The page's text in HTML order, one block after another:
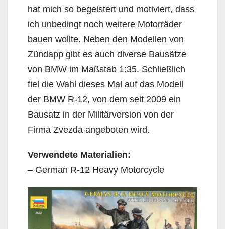
hat mich so begeistert und motiviert, dass
ich unbedingt noch weitere Motorräder
bauen wollte. Neben den Modellen von
Zündapp gibt es auch diverse Bausätze
von BMW im Maßstab 1:35. Schließlich
fiel die Wahl dieses Mal auf das Modell
der BMW R-12, von dem seit 2009 ein
Bausatz in der Militärversion von der
Firma Zvezda angeboten wird.
Verwendete Materialien:
– German R-12 Heavy Motorcycle